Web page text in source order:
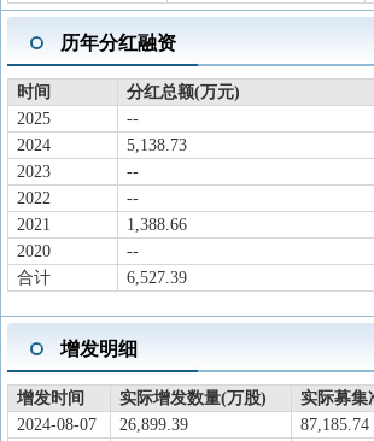
历年分红融资
时间 分红总额(万元)
2025
--
2024
5,138.73
2023
--
2022
--
2021
1,388.66
2020
--
合计
6,527.39
增发明细
增发时间 实际增发数量(万股) 实际募集
2024-08-07
26,899.39 87,185.74